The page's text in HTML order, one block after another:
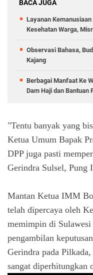
BACA JUGA
Layanan
Kesehatan Warga,
Observasi Bahasa,
Kajang
Berbagai Manfaat Ke
Dam Haji dan Bantuan
"Tentu banyak yang
Ketua Umum Bapak
DPP juga pasti
Gerindra Sulsel, Pung
Mantan Ketua IMM
telah dipercaya oleh
memimpin di
pengambilan
Gerindra pada
sangat diperhitungkan